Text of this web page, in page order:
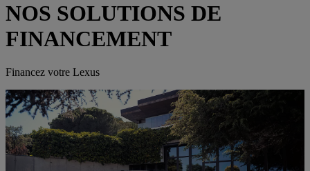
NOS SOLUTIONS DE
FINANCEMENT
Financez votre Lexus